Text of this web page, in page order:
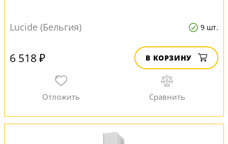
Lucide (Бельгия) 9 шт.
6 518 ₽ В КОРЗИНУ